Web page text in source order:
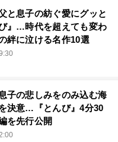
と息子の紡ぐ愛にグッと
』…時代を超えても変わ
絆に泣ける名作10選
子の悲しみをのみ込む海
決意…『とんび』4分30
を先行公開